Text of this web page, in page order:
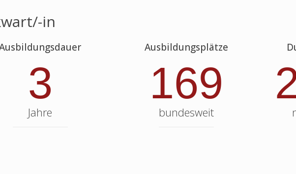
in
3
Jahre
Ausbildungsplätze
169
bundesweit